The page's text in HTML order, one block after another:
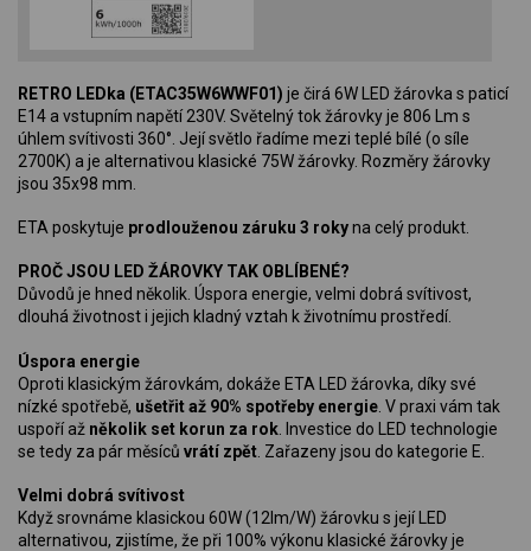
RETRO LEDka (ETAC35W6WWF01) je čirá 6W LED žárovka s paticí
E14 a vstupním napětí 230V. Světelný tok žárovky je 806 Lm s
úhlem svítivosti 360°. Její světlo řadíme mezi teplé bílé (o síle
2700K) a je alternativou klasické 75W žárovky. Rozměry žárovky
jsou 35x98 mm.
ETA poskytuje prodlouženou záruku 3 rokyna celý produkt.
PROČ JSOU LED ŽÁROVKY TAK OBLÍBENÉ?
Důvodů je hned několik. Úspora energie, velmi dobrá svítivost,
dlouhá životnost i jejich kladný vztah k životnímu prostředí.
Úspora energie
Oproti klasickým žárovkám, dokáže ETA LED žárovka, díky své
nízké spotřebě, ušetřit až 90% spotřeby energie . V praxi vám tak
uspoří až několik set korun za rok . Investice do LED technologie
se tedy za pár měsíců vrátí zpět . Zařazeny jsou do kategorie E.
Velmi dobrá svítivost
Když srovnáme klasickou 60W (12lm/W) žárovku s její LED
alternativou, zjistíme, že při 100% výkonu klasické žárovky je